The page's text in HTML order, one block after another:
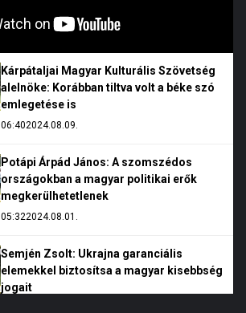
Kárpátaljai Magyar Kulturális Szövetség
alelnöke: Korábban tiltva volt a béke szó
emlegetése is
06:402024.08.09.
Potápi Árpád János: A szomszédos
országokban a magyar politikai erők
megkerülhetetlenek
05:322024.08.01.
Semjén Zsolt: Ukrajna garanciális
elemekkel biztosítsa a magyar kisebbség
jogait